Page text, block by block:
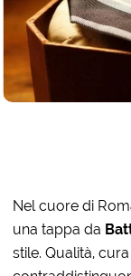
Nel cuore di
una tappa da
stile. Qualità,